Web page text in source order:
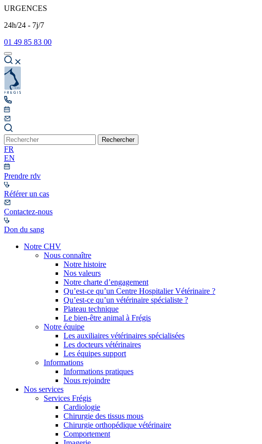
URGENCES
24h/24 - 7j/7
01 49 85 83 00
Rechercher
FR
EN
Prendre rdv
Référer un cas
Contactez-nous
Don du sang
Notre CHV
Nous connaître
Notre histoire
Nos valeurs
Notre charte d’engagement
Qu’est-ce qu’un Centre Hospitalier Vétérinaire ?
Qu’est-ce qu’un vétérinaire spécialiste ?
Plateau technique
Le bien-être animal à Frégis
Notre équipe
Les auxiliaires vétérinaires spécialisées
Les docteurs vétérinaires
Les équipes support
Informations
Informations pratiques
Nous rejoindre
Nos services
Services Frégis
Cardiologie
Chirurgie des tissus mous
Chirurgie orthopédique vétérinaire
Comportement